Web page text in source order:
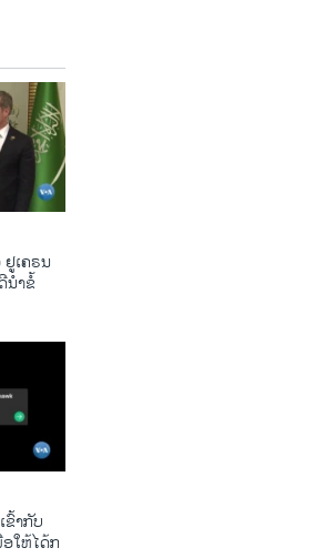
ເຄຣນ
ນຳຂໍ້
ຂົ້າ​ກັບ​
ໃຫ້​ໄດ້​ກ​